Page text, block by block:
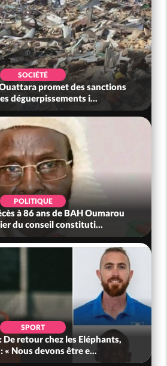
SOCIÉTÉ
promet des sanctions
déguerpissements i...
POLITIQUE
à 86 ans de BAH Oumarou
du conseil constituti...
SPORT
retour chez les Eléphants,
« Nous devons être e...